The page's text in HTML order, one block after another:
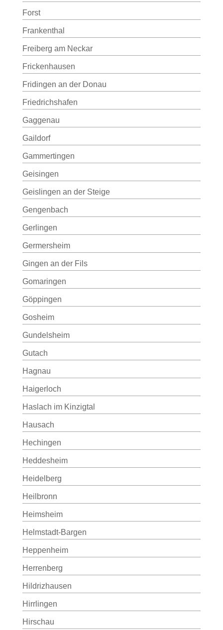
Forst
Frankenthal
Freiberg am Neckar
Frickenhausen
Fridingen an der Donau
Friedrichshafen
Gaggenau
Gaildorf
Gammertingen
Geisingen
Geislingen an der Steige
Gengenbach
Gerlingen
Germersheim
Gingen an der Fils
Gomaringen
Göppingen
Gosheim
Gundelsheim
Gutach
Hagnau
Haigerloch
Haslach im Kinzigtal
Hausach
Hechingen
Heddesheim
Heidelberg
Heilbronn
Heimsheim
Helmstadt-Bargen
Heppenheim
Herrenberg
Hildrizhausen
Hirrlingen
Hirschau